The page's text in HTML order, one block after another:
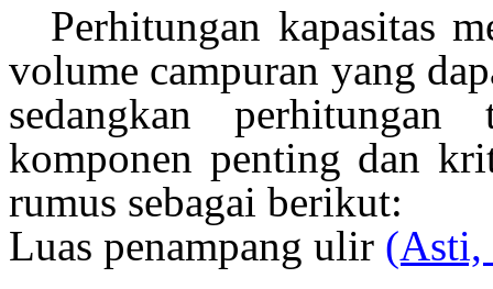
Perhitungan kapasitas
volume campuran yang
sedangkan perhitungan
komponen penting dan
rumus sebagai berikut:
Luas penampang ulir (Asti,